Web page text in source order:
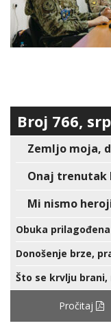
Broj 766,
Zemljo moja,
Onaj trenutak
Mi nismo
Obuka
Donošenje brze,
Što se krvlju
Pročitaj